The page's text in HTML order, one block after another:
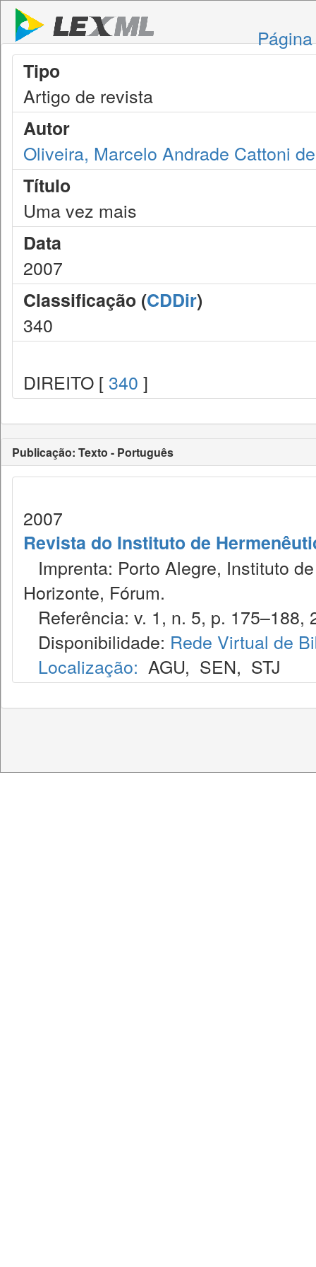
Tipo
Artigo de revista
Autor
Oliveira, Marcelo Andrade Cattoni
Título
Uma vez mais
Data
2007
Classificação (CDDir)
340
DIREITO [ 340 ]
Publicação: Texto - Português
2007
Revista do Instituto de
Imprenta: Porto Alegre, Instituto
Horizonte, Fórum.
Referência: v. 1, n. 5, p. 175–188,
Disponibilidade: Rede Virtual de
Localização: AGU, SEN, STJ